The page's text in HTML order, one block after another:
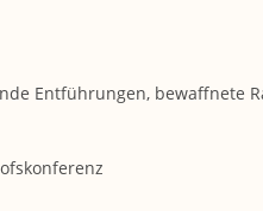
Entführungen, bewaffnete